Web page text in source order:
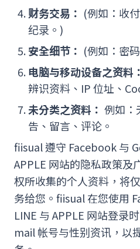
财务交易： (例如：收
纪录。)
安全细节： (例如：密
电脑与移动设备之资料：
辨识资料、IP 位址、
未分类之资料： 例如：
告、留言、评论。
fiisual 遵守 Facebook 与
APPLE 网站的隐私政策及
权所收集的个人资料，将
务给您。fiisual 在您使用
LINE 与 APPLE 网站登录
mail 帐号与性别资讯，以